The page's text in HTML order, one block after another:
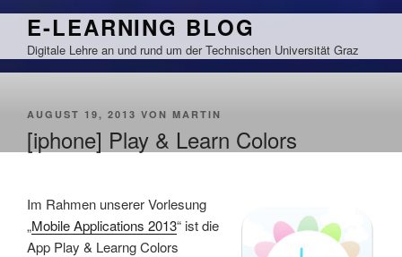
Zum
springen
E-LEARNING BLOG
Digitale Lehre an und rund um der Technischen Universität Graz
VERÖFFENTLICHT
AUGUST 19, 2013 VON MARTIN
[iphone] Play & Learn Colors
Im Rahmen unserer Vorlesung
„Mobile Applications 2013“ ist die
App Play & Learng Colors